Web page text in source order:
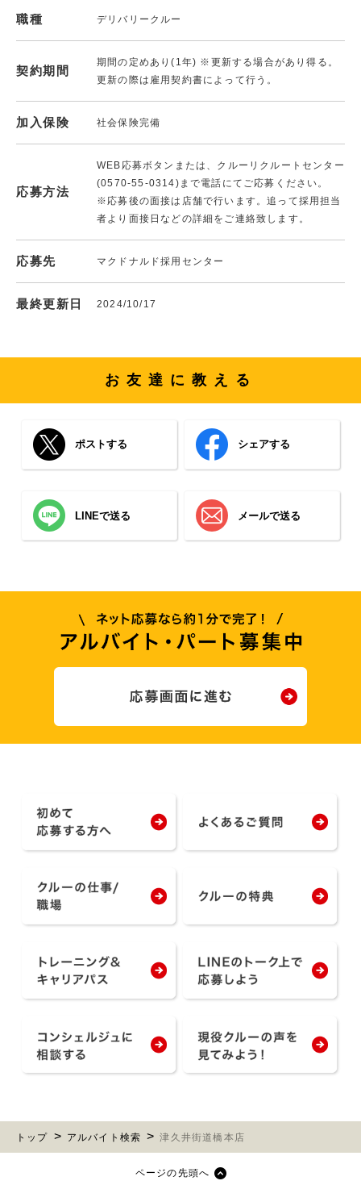
職種 デリバリークルー
契約期間
期間の定めあり(1年) ※更新する場合があり得る。
更新の際は雇用契約書によって行う。
加入保険 社会保険完備
応募方法
WEB応募ボタンまたは、クルーリクルートセンター
(0570-55-0314)まで電話にてご応募ください。
※応募後の面接は店舗で行います。追って採用担当
者より面接日などの詳細をご連絡致します。
応募先 マクドナルド採用センター
最終更新日 2024/10/17
お友達に教える
ポストする シェアする
LINEで送る メールで送る
トップ アルバイト検索 津久井街道橋本店
ページの先頭へ